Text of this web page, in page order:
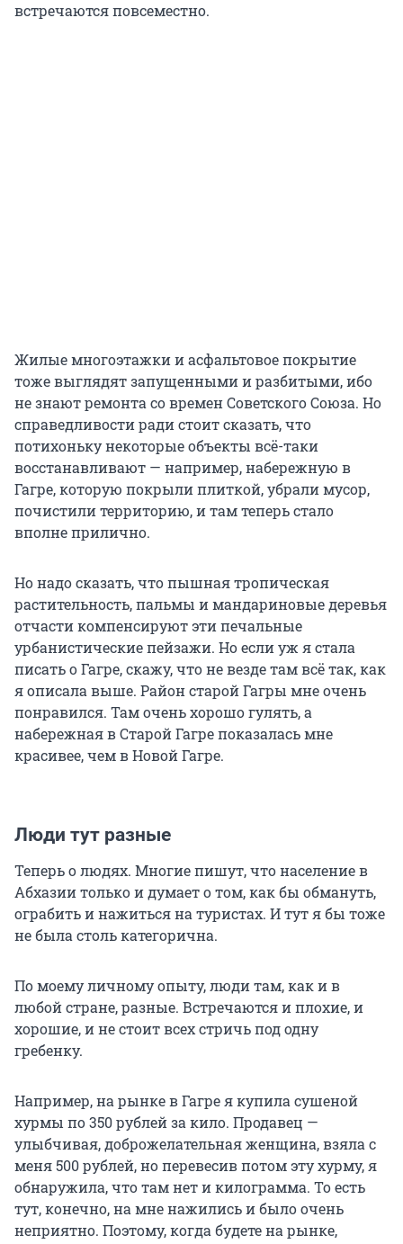
встречаются повсеместно.
Жилые многоэтажки и асфальтовое покрытие
тоже выглядят запущенными и разбитыми, ибо
не знают ремонта со времен Советского Союза. Но
справедливости ради стоит сказать, что
потихоньку некоторые объекты всё-таки
восстанавливают — например, набережную в
Гагре, которую покрыли плиткой, убрали мусор,
почистили территорию, и там теперь стало
вполне прилично.
Но надо сказать, что пышная тропическая
растительность, пальмы и мандариновые деревья
отчасти компенсируют эти печальные
урбанистические пейзажи. Но если уж я стала
писать о Гагре, скажу, что не везде там всё так, как
я описала выше. Район старой Гагры мне очень
понравился. Там очень хорошо гулять, а
набережная в Старой Гагре показалась мне
красивее, чем в Новой Гагре.
Люди тут разные
Теперь о людях. Многие пишут, что население в
Абхазии только и думает о том, как бы обмануть,
ограбить и нажиться на туристах. И тут я бы тоже
не была столь категорична.
По моему личному опыту, люди там, как и в
любой стране, разные. Встречаются и плохие, и
хорошие, и не стоит всех стричь под одну
гребенку.
Например, на рынке в Гагре я купила сушеной
хурмы по 350 рублей за кило. Продавец —
улыбчивая, доброжелательная женщина, взяла с
меня 500 рублей, но перевесив потом эту хурму, я
обнаружила, что там нет и килограмма. То есть
тут, конечно, на мне нажились и было очень
неприятно. Поэтому, когда будете на рынке,